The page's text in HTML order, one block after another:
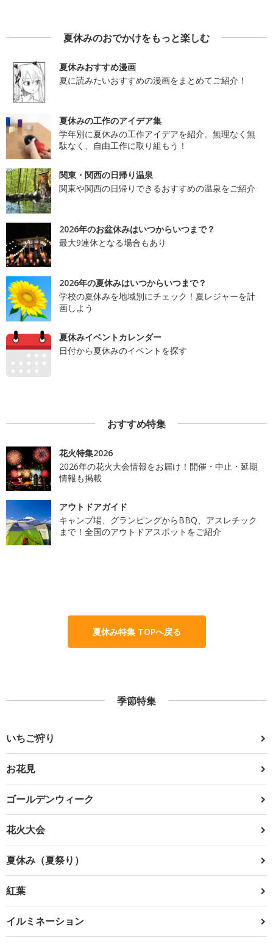
夏休みのおでかけをもっと楽しむ
夏休みおすすめ漫画
夏に読みたいおすすめの漫画をまとめてご紹介！
夏休みの工作のアイデア集
学年別に夏休みの工作アイデアを紹介。無理なく無
駄なく、自由工作に取り組もう！
関東・関西の日帰り温泉
関東や関西の日帰りできるおすすめの温泉をご紹介
2026年のお盆休みはいつからいつまで？
最大9連休となる場合もあり
2026年の夏休みはいつからいつまで？
学校の夏休みを地域別にチェック！夏レジャーを計
画しよう
夏休みイベントカレンダー
日付から夏休みのイベントを探す
おすすめ特集
花火特集2026
2026年の花火大会情報をお届け！開催・中止・延期
情報も掲載
アウトドアガイド
キャンプ場、グランピングからBBQ、アスレチック
まで！全国のアウトドアスポットをご紹介
夏休み特集 TOPへ戻る
季節特集
いちご狩り
お花見
ゴールデンウィーク
花火大会
夏休み（夏祭り）
紅葉
イルミネーション